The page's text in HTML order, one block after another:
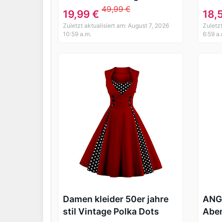
Abendkleid Brautjungfer
Ballkleid Rundhals
Langarm Stretch Kleider
19,99 € 49,99 €
Zuletzt aktualisiert am: August 7, 2026
10:59 a.m.
6:59
Damen kleider 50er jahre
stil Vintage Polka Dots